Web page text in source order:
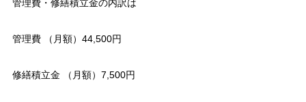
管理費・修繕積立金の内訳は
管理費 （月額）44,500円
修繕積立金 （月額）7,500円